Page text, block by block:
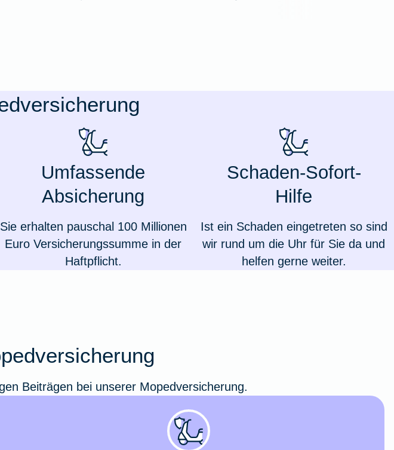
Weil du wichtig bist
Umfassende
Absicherung
Sie erhalten pauschal 100 Millionen
Euro Versicherungssumme in der
Haftpflicht.
Schaden-Sofort-
Hilfe
Ist ein Schaden eingetreten so sind
wir rund um die Uhr für Sie da und
helfen gerne weiter.
Beiträgen bei unserer Mopedversicherung.